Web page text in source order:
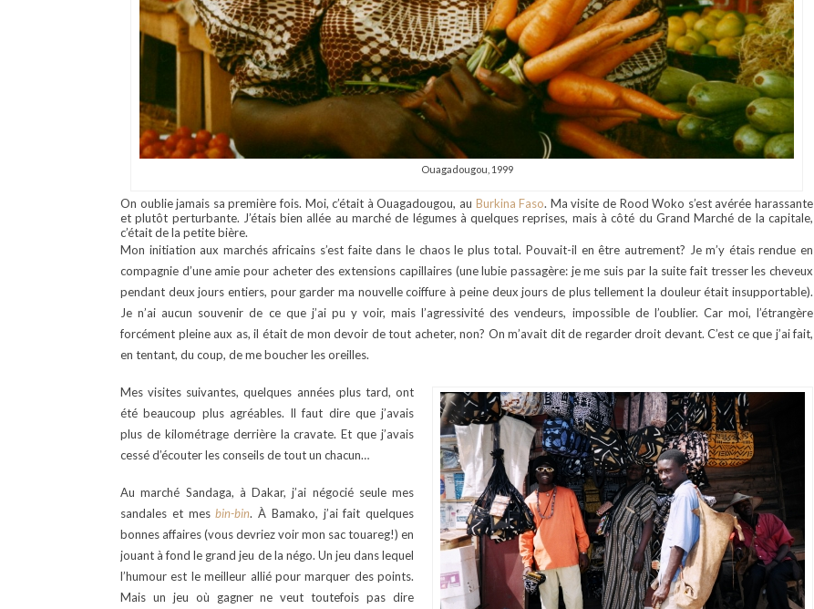
Ouagadougou, 1999
On oublie jamais sa première fois. Moi, c’était à Ouagadougou, au Burkina Faso. Ma visite de Rood Woko s’est avérée harassante
et plutôt perturbante. J’étais bien allée au marché de légumes à quelques reprises, mais à côté du Grand Marché de la capitale,
c’était de la petite bière.
Mon initiation aux marchés africains s’est faite dans le chaos le plus total.Pouvait-il en être autrement? Je m’y étais rendue en
compagnie d’une amie pour acheter des extensions capillaires (une lubie passagère: je me suis par la suite fait tresser les cheveux
pendant deux jours entiers, pour garder ma nouvelle coiffure à peine deux jours de plus tellement la douleur était insupportable).
Je n’ai aucun souvenir de ce que j’ai pu y voir, mais l’agressivité des vendeurs, impossible de l’oublier. Car moi, l’étrangère
forcément pleine aux as, il était de mon devoir de tout acheter, non? On m’avait dit de regarder droit devant. C’est ce que j’ai fait,
en tentant, du coup, de me boucher les oreilles.
Mes visites suivantes, quelques années plus tard, ont
été beaucoup plus agréables. Il faut dire que j’avais
plus de kilométrage derrière la cravate. Et que j’avais
cessé d’écouter les conseils de tout un chacun…
Au marché Sandaga, à Dakar, j’ai négocié seule mes
sandales et mesbin-bin. À Bamako, j’ai fait quelques
bonnes affaires (vous devriez voir mon sac touareg!) en
jouant à fond le grand jeu de la négo. Un jeu dans lequel
l’humour est le meilleur allié pour marquer des points.
Mais un jeu où gagner ne veut toutefois pas dire